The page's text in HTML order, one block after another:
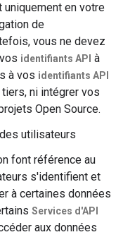
en votre
de
vous ne devez
identifiants API à
à vos identifiants API
ni intégrer vos
Open Source.
utilisateurs
font référence au
s'identifient et
à certaines données
Services d'API
aux données